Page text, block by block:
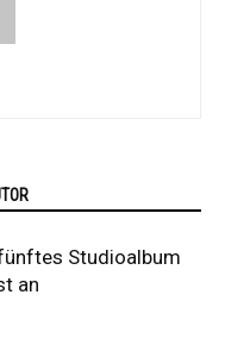
Studioalbum
an